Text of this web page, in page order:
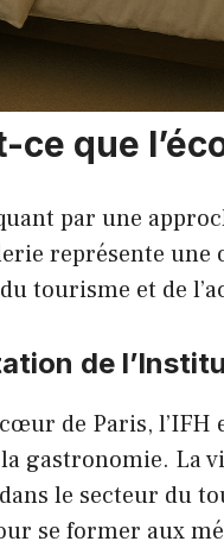
ce que
par une
représente
tourisme et de
de
de Paris, l’IFH
gastronomie. La
le secteur du
se former aux